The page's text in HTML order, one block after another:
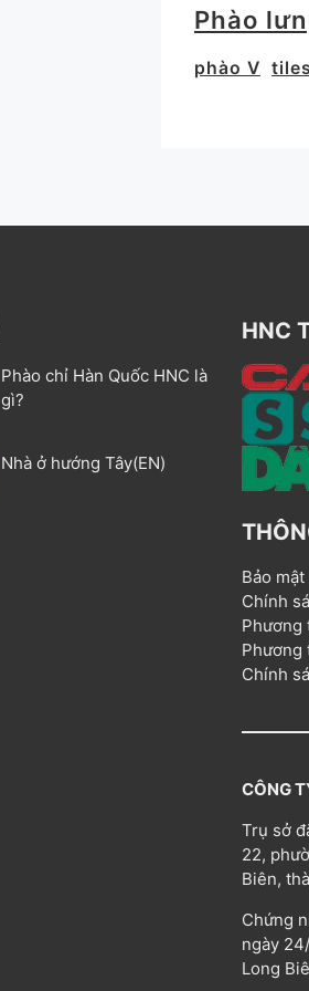
Phào
phào V tiles
Phào chỉ Hàn Quốc HNC là
gì?
Nhà ở hướng Tây(EN)
HNC
Bảo
Chính
Phương
Phương
Chính
CÔNG
Trụ sở
22,
Biên,
Chứng
ngày
Long